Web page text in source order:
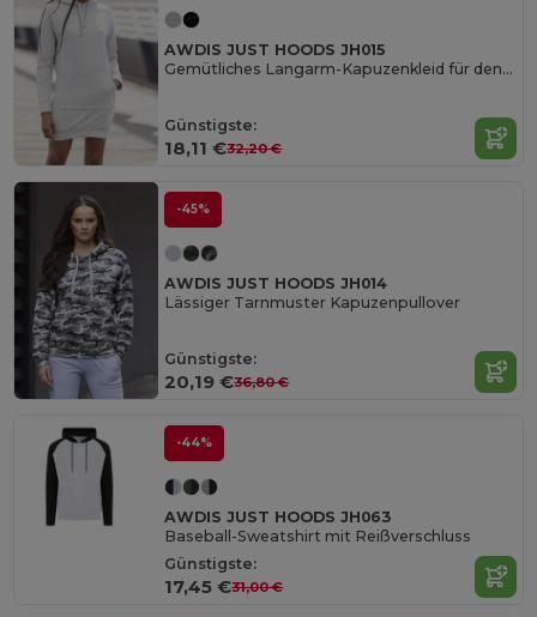
AWDIS JUST HOODS JH015
Gemütliches Langarm-Kapuzenkleid für den Übergang
Günstigste:
18,11 €32,20 €
-45%
AWDIS JUST HOODS JH014
Lässiger Tarnmuster Kapuzenpullover
Günstigste:
20,19 €36,80 €
-44%
AWDIS JUST HOODS JH063
Baseball-Sweatshirt mit Reißverschluss
Günstigste:
17,45 €31,00 €